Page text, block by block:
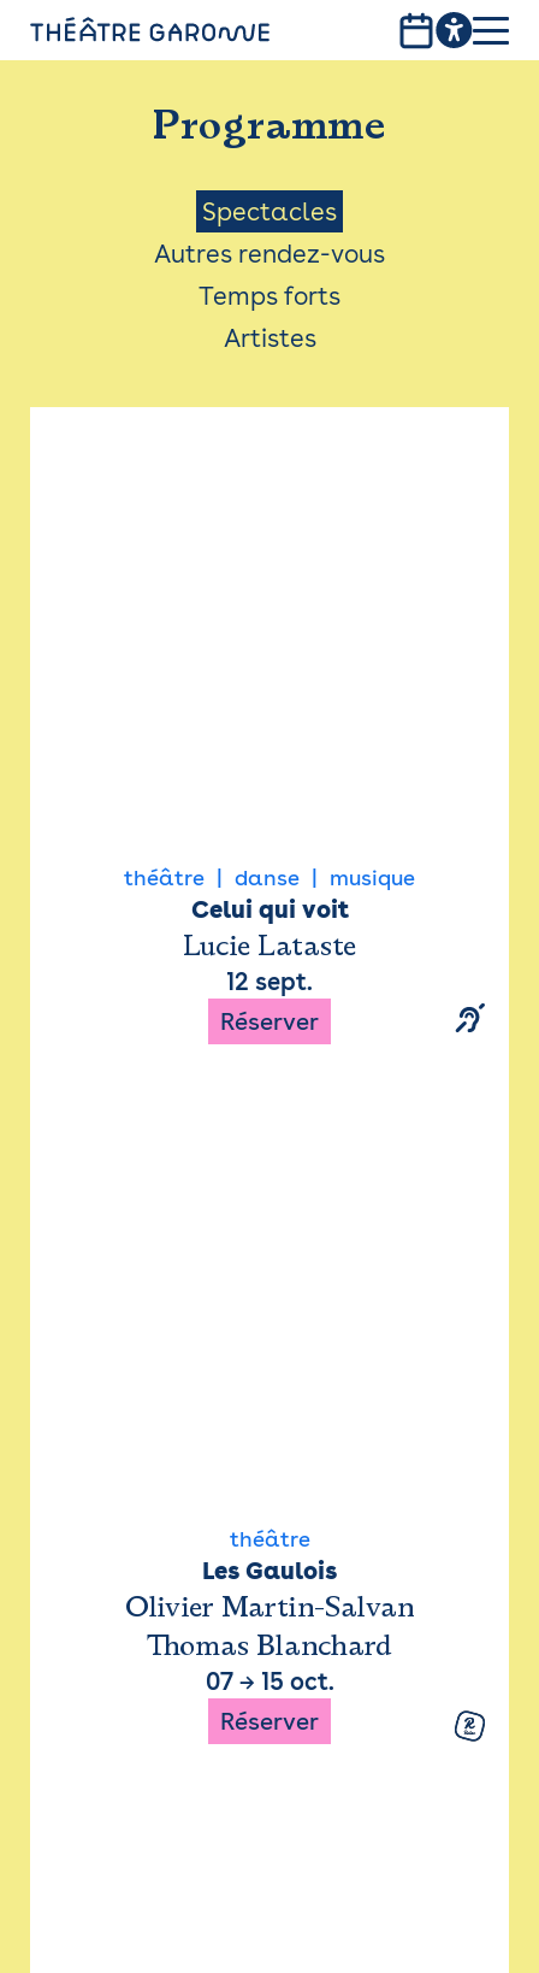
PROGRAMME
INFOS PRATIQUES
AVEC LES PUBLICS
ACCESSIBILITÉ
LES PRODUCTIONS
Programme
Menu
Saison
Spectacles
Autres rendez-vous
Temps forts
Artistes
théâtre danse musique
Celui qui voit
Lucie Lataste
12 sept.
Réserver
théâtre
Les Gaulois
Olivier Martin-Salvan
Thomas Blanchard
07→ 15 oct.
Réserver